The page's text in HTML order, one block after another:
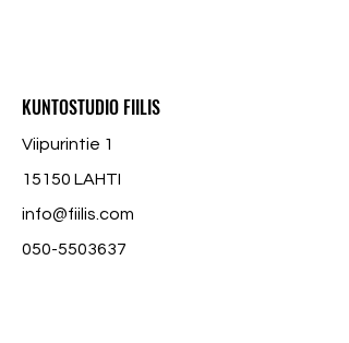
KUNTOSTUDIO FIILIS
Viipurintie 1
15150 LAHTI
info@fiilis.com
050-5503637